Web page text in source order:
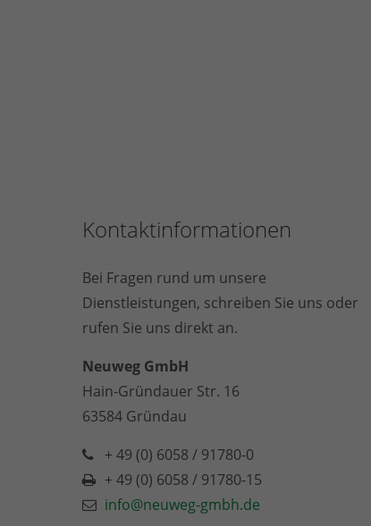
Kontaktinformationen
Bei Fragen rund um unsere
Dienstleistungen, schreiben Sie uns oder
rufen Sie uns direkt an.
Neuweg GmbH
Hain-Gründauer Str. 16
63584 Gründau
+ 49 (0) 6058 / 91780-0
+ 49 (0) 6058 / 91780-15
info@neuweg-gmbh.de